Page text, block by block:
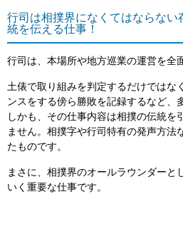
行司は相撲界になくてはならない
統を伝える仕事！
行司は、本場所や地方巡業の運営を全
土俵で取り組みを判定するだけではな
ンスをする傍ら勝敗を記録するなど、
しかも、その仕事内容は相撲の伝統を
ません。相撲字や行司特有の発声方法
たものです。
まさに、相撲界のオールラウンダーと
いく重要な仕事です。